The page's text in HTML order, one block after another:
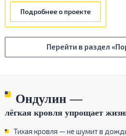
Подробнее о проекте
Перейти в раздел
Ондулин —
лёгкая кровля упрощает
Тихая кровля — не шумит в